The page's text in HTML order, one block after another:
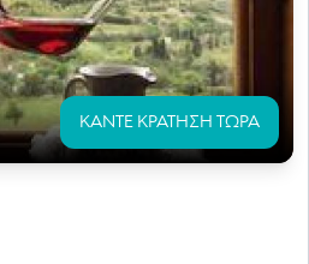
ΚΆΝΤΕ ΚΡΆΤΗΣΗ ΤΏΡΑ